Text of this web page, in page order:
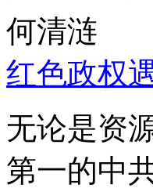
何清涟
红色政权
无论是资
第一的中